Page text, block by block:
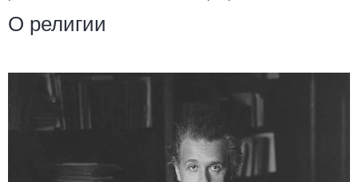
О религии